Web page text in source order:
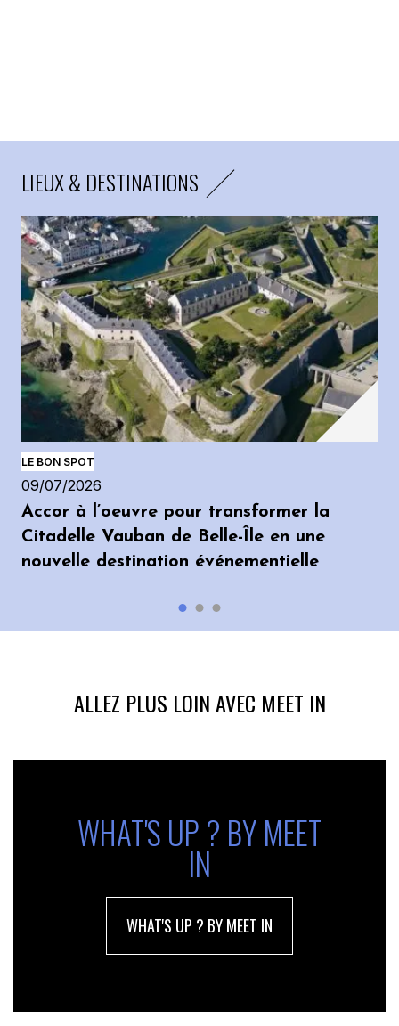
LIEUX & DESTINATIONS
LE BON SPOT
09/07/2026
Accor à l’oeuvre pour transformer la
Citadelle Vauban de Belle-Île en une
nouvelle destination événementielle
ALLEZ PLUS LOIN AVEC MEET IN
WHAT'S UP ? BY MEET
IN
WHAT'S UP ? BY MEET IN